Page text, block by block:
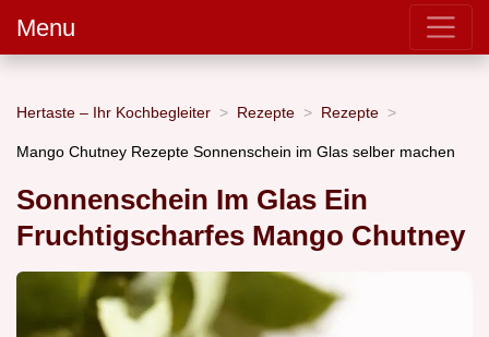
Menu
Hertaste – Ihr Kochbegleiter Rezepte Rezepte
Mango Chutney Rezepte Sonnenschein im Glas selber machen
Sonnenschein Im Glas Ein
Fruchtigscharfes Mango Chutney